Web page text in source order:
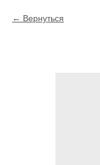
Вернуться